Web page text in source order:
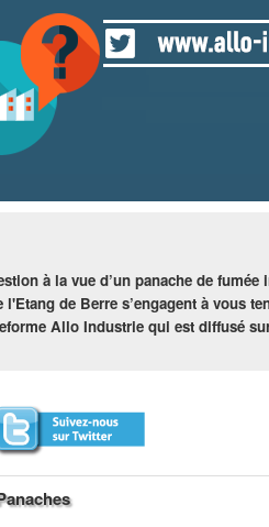
à la vue d’un panache de
de Berre s’engagent à vous
Allo Industrie qui est diffusé